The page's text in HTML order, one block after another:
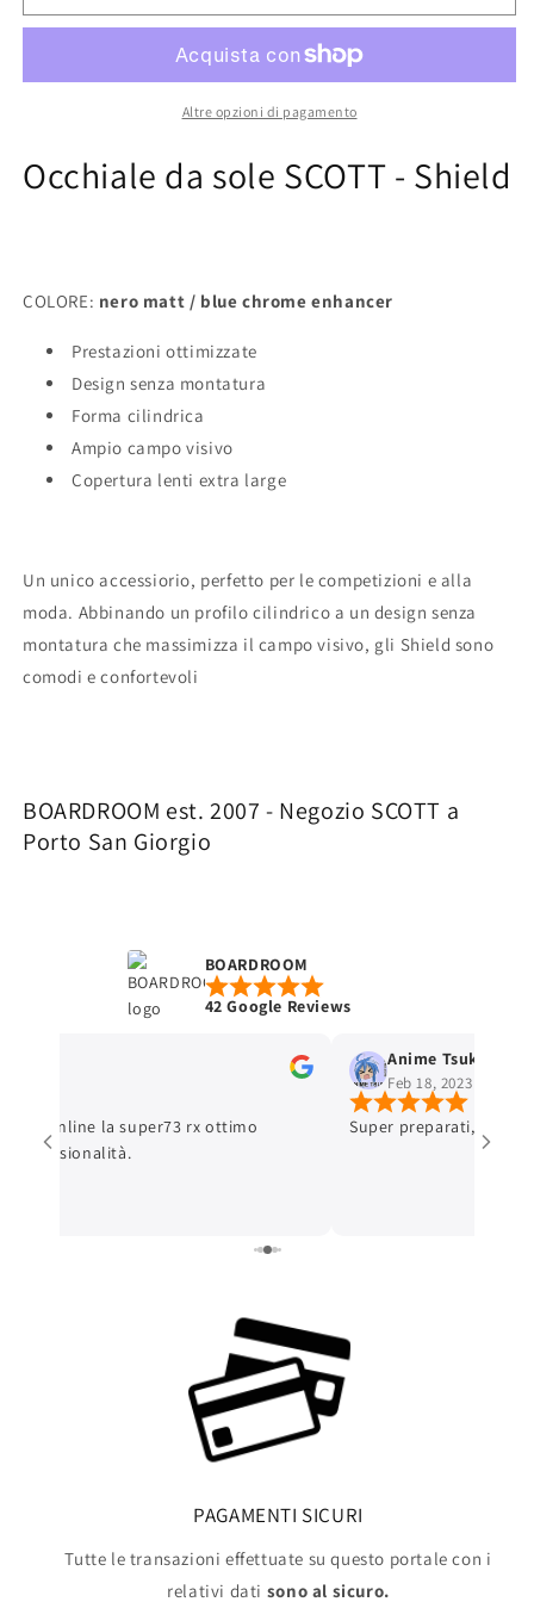
da
-
da
SCOTT
-
Shield
Altre opzioni di pagamento
Occhiale da sole SCOTT - Shield
COLORE: nero matt / blue chrome enhancer
Prestazioni ottimizzate
Design senza montatura
Forma cilindrica
Ampio campo visivo
Copertura lenti extra large
Un unico accessiorio, perfetto per le competizioni e alla
moda. Abbinando un profilo cilindrico a un design senza
montatura che massimizza il campo visivo, gli Shield sono
comodi e confortevoli
BOARDROOM est. 2007 - Negozio SCOTT a
Porto San Giorgio
BOARDROOM
42 Google Reviews
online la super73 rx ottimo
professionalità.
Anime Tsuki
Feb 18, 2023
Super preparati, un
PAGAMENTI SICURI
Tutte le transazioni effettuate su questo portale con i
relativi dati sono al sicuro.